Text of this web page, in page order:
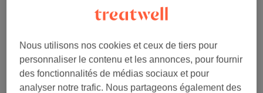
5,0
Ambiance
Nous utilisons nos cookies et ceux de tiers pour
personnaliser le contenu et les annonces, pour fournir
des fonctionnalités de médias sociaux et pour
analyser notre trafic. Nous partageons également des